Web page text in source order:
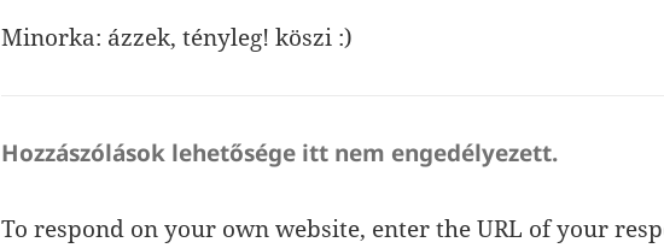
Minorka: ázzek, tényleg! köszi :)
Hozzászólások lehetősége itt nem engedélyezett.
To respond on your own website, enter the URL of your